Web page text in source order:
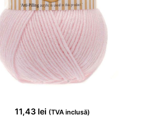
11,43 lei (TVA inclusă)